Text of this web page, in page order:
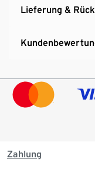
Lieferung &
Zahlung